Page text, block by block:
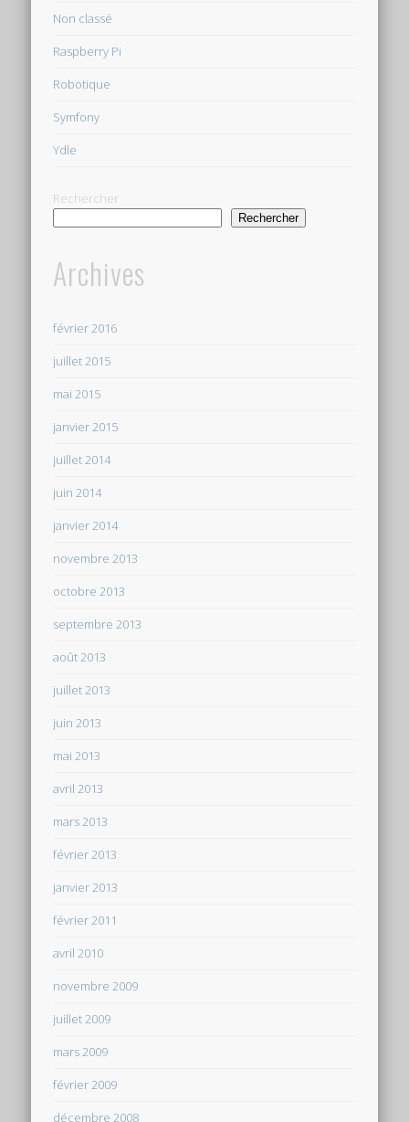
Non classé
Raspberry Pi
Robotique
Symfony
Ydle
Rechercher
Rechercher
Archives
février 2016
juillet 2015
mai 2015
janvier 2015
juillet 2014
juin 2014
janvier 2014
novembre 2013
octobre 2013
septembre 2013
août 2013
juillet 2013
juin 2013
mai 2013
avril 2013
mars 2013
février 2013
janvier 2013
février 2011
avril 2010
novembre 2009
juillet 2009
mars 2009
février 2009
décembre 2008